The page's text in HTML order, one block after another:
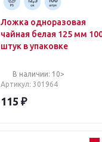
Ложка одноразовая
чайная белая 125 мм
штук в упаковке
В наличии: 10>
Артикул: 301964
115 ₽